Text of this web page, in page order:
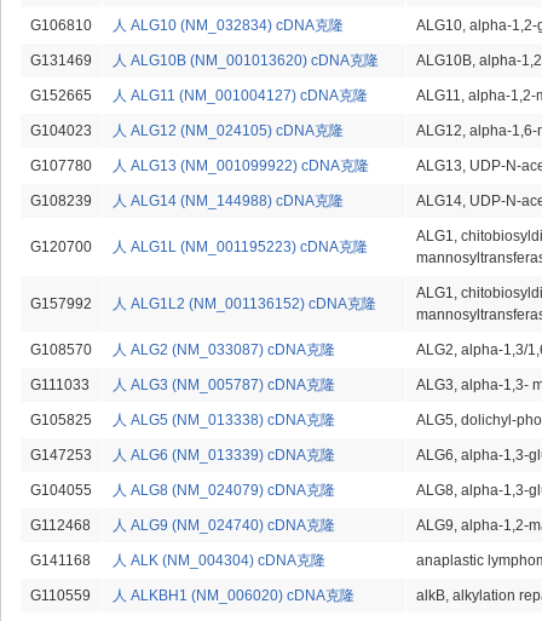
G106810 人 ALG10 (NM_032834) cDNA克隆 ALG10, alpha-
G131469 人 ALG10B (NM_001013620) cDNA克隆 ALG10B, alpha-
G152665 人 ALG11 (NM_001004127) cDNA克隆 ALG11, alpha-
G104023 人 ALG12 (NM_024105) cDNA克隆 ALG12, alpha-
G107780 人 ALG13 (NM_001099922) cDNA克隆 ALG13, UDP-N-
G108239 人 ALG14 (NM_144988) cDNA克隆 ALG14, UDP-N-
G120700 人 ALG1L (NM_001195223) cDNA克隆
ALG1,
G157992 人 ALG1L2 (NM_001136152) cDNA克隆
ALG1,
G108570 人 ALG2 (NM_033087) cDNA克隆 ALG2, alpha-1,3/
G111033 人 ALG3 (NM_005787) cDNA克隆 ALG3, alpha-1,3-
G105825 人 ALG5 (NM_013338) cDNA克隆 ALG5, dolichyl-
G147253 人 ALG6 (NM_013339) cDNA克隆 ALG6, alpha-1,3-
G104055 人 ALG8 (NM_024079) cDNA克隆 ALG8, alpha-1,3-
G112468 人 ALG9 (NM_024740) cDNA克隆 ALG9, alpha-1,2-
G141168 人 ALK (NM_004304) cDNA克隆 anaplastic
G110559 人 ALKBH1 (NM_006020) cDNA克隆 alkB, alkylation